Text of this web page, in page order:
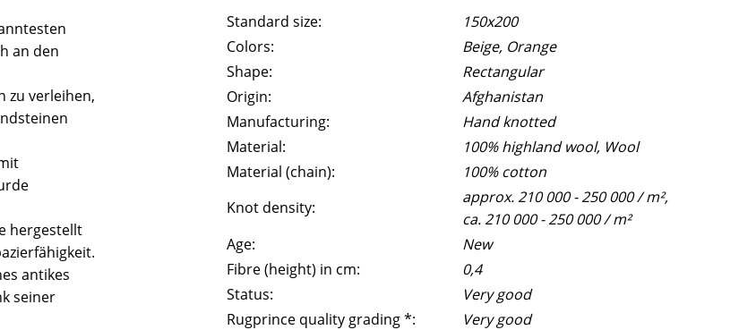
an den
zu verleihen,
hergestellt
antikes
seiner
Standard size:
150x200
Colors:
Beige, Orange
Shape:
Rectangular
Origin:
Afghanistan
Manufacturing:
Hand knotted
Material:
100% highland wool, Wool
Material (chain):
100% cotton
Knot density:
approx. 210 000 - 250 000 / m²,
ca. 210 000 - 250 000 / m²
Age:
New
Fibre (height) in cm:
0,4
Status:
Very good
Rugprince quality grading *:
Very good